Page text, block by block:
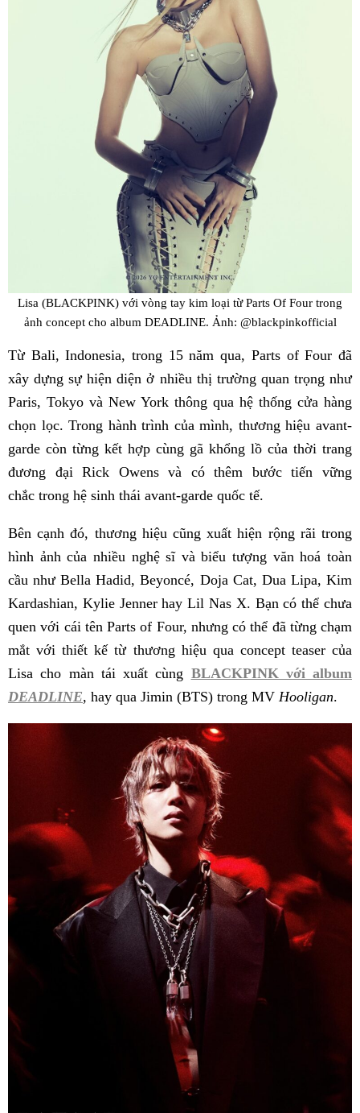
Lisa (BLACKPINK) với vòng tay kim loại từ Parts Of Four trong
ảnh concept cho album DEADLINE. Ảnh: @blackpinkofficial
Từ Bali, Indonesia, trong 15 năm qua, Parts of Four đã
xây dựng sự hiện diện ở nhiều thị trường quan trọng như
Paris, Tokyo và New York thông qua hệ thống cửa hàng
chọn lọc. Trong hành trình của mình, thương hiệu avant-
garde còn từng kết hợp cùng gã khổng lồ của thời trang
đương đại Rick Owens và có thêm bước tiến vững
chắc trong hệ sinh thái avant-garde quốc tế.
Bên cạnh đó, thương hiệu cũng xuất hiện rộng rãi trong
hình ảnh của nhiều nghệ sĩ và biểu tượng văn hoá toàn
cầu như Bella Hadid, Beyoncé, Doja Cat, Dua Lipa, Kim
Kardashian, Kylie Jenner hay Lil Nas X. Bạn có thể chưa
quen với cái tên Parts of Four, nhưng có thể đã từng chạm
mắt với thiết kế từ thương hiệu qua concept teaser của
Lisa cho màn tái xuất cùng BLACKPINK với album
DEADLINE, hay qua Jimin (BTS) trong MV Hooligan.